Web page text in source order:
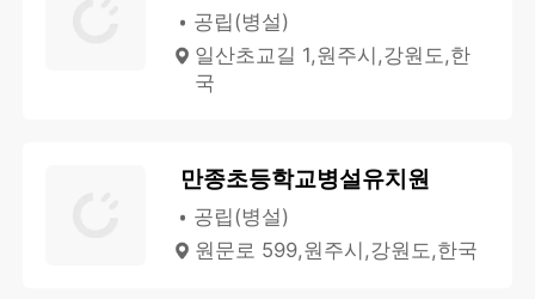
공립(병설)
일산초교길 1,원주시,강원도,한
국
만종초등학교병설유치원
공립(병설)
원문로 599,원주시,강원도,한국